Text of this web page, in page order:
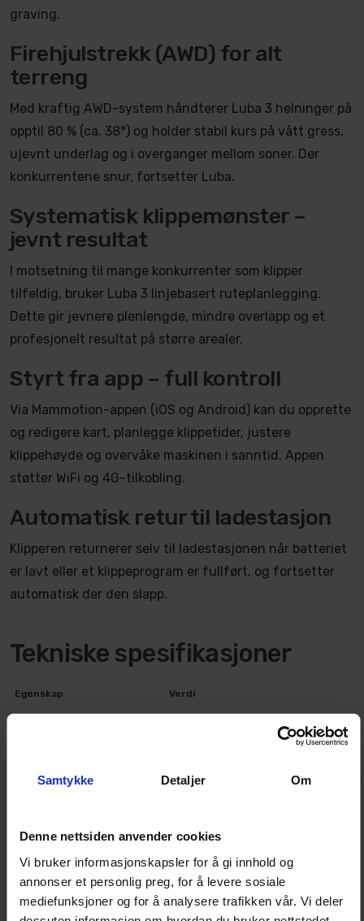
Samtykke Detaljer Om
Denne nettsiden anvender cookies
Vi bruker informasjonskapsler for å gi innhold og
annonser et personlig preg, for å levere sosiale
mediefunksjoner og for å analysere trafikken vår. Vi deler
graving.
Firehjulstrekk (AWD) for alt
terreng
Med kraftig AWD-system håndterer Luba 3 helninger på
opptil 80 % (ca. 38°) og holder stabil kurs på vått gress,
ujevnt underlag og i overganger mellom soner. Der
konkurrentene snur, fortsetter Luba.
Systematisk klippemønster –
jevnt resultat
I motsetning til mange konkurrenter som klipper
tilfeldig, bruker Luba 3 linjebasert ruteplanlegging.
Dette gir jevnere plenlengde, mindre overlapp og et
profesjonelt resultat på større arealer.
Styrt fra app – full kontroll
Via Mammotion-appen (iOS og Android) kan du opprette
og redigere kart, planlegge klippetider, justere
klippehøyde og overvåke maskinen i sanntid. Appen
støtter WiFi og 4G-tilkobling.
Automatisk retur til ladestasjon
Klipperen returnerer selv til ladestasjonen når batteriet
er lavt eller et klippeprogram er fullført, og fortsetter
automatisk der den slapp.
Tekniske spesifikasjoner
Egenskap Verdi
RTK GPS + LiDAR + kamera (Tri-Fusion)
Driftssystem Firehjulstrekk (AWD)
Klippemønster Systematisk, linjebasert
Klippebredde Ca. 40 cm
Klippehøyde Justerbar via app
Batteri Oppladbart Li-ion